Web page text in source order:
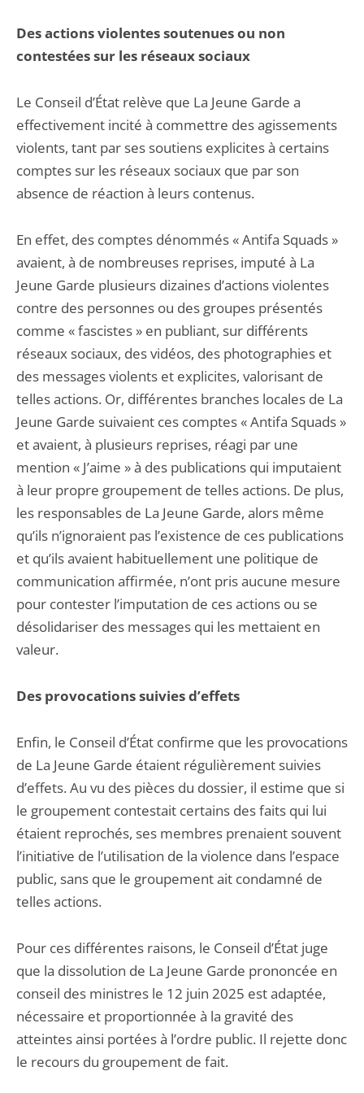
Des actions violentes soutenues ou non
contestées sur les réseaux sociaux
Le Conseil d’État relève que La Jeune Garde a
effectivement incité à commettre des agissements
violents, tant par ses soutiens explicites à certains
comptes sur les réseaux sociaux que par son
absence de réaction à leurs contenus.
En effet, des comptes dénommés « Antifa Squads »
avaient, à de nombreuses reprises, imputé à La
Jeune Garde plusieurs dizaines d’actions violentes
contre des personnes ou des groupes présentés
comme « fascistes » en publiant, sur différents
réseaux sociaux, des vidéos, des photographies et
des messages violents et explicites, valorisant de
telles actions. Or, différentes branches locales de La
Jeune Garde suivaient ces comptes « Antifa Squads »
et avaient, à plusieurs reprises, réagi par une
mention « J’aime » à des publications qui imputaient
à leur propre groupement de telles actions. De plus,
les responsables de La Jeune Garde, alors même
qu’ils n’ignoraient pas l’existence de ces publications
et qu’ils avaient habituellement une politique de
communication affirmée, n’ont pris aucune mesure
pour contester l’imputation de ces actions ou se
désolidariser des messages qui les mettaient en
valeur.
Des provocations suivies d’effets
Enfin, le Conseil d’État confirme que les provocations
de La Jeune Garde étaient régulièrement suivies
d’effets. Au vu des pièces du dossier, il estime que si
le groupement contestait certains des faits qui lui
étaient reprochés, ses membres prenaient souvent
l’initiative de l’utilisation de la violence dans l’espace
public, sans que le groupement ait condamné de
telles actions.
Pour ces différentes raisons, le Conseil d’État juge
que la dissolution de La Jeune Garde prononcée en
conseil des ministres le 12 juin 2025 est adaptée,
nécessaire et proportionnée à la gravité des
atteintes ainsi portées à l’ordre public. Il rejette donc
le recours du groupement de fait.